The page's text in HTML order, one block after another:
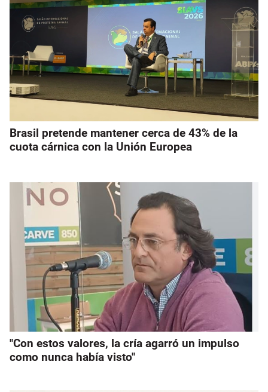
Brasil pretende mantener cerca de 43% de la
cuota cárnica con la Unión Europea
"Con estos valores, la cría agarró un impulso
como nunca había visto"